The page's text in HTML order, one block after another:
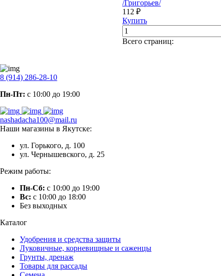
/Григорьев/
112 ₽
Купить
Всего страниц:
8 (914) 286-28-10
Пн-Пт: с 10:00 до 19:00
nashadacha100@mail.ru
Наши магазины в Якутске:
ул. Горького, д. 100
ул. Чернышевского, д. 25
Режим работы:
Пн-Сб: с 10:00 до 19:00
Вс: с 10:00 до 18:00
Без выходных
Каталог
Удобрения и средства защиты
Луковичные, корневищные и саженцы
Грунты, дренаж
Товары для рассады